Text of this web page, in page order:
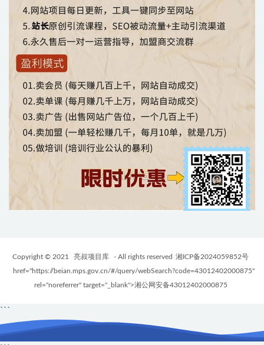
Copyright © 2021 亮叔项目库 - All rights reserved 湘ICP备2024059852号
href="https://beian.mps.gov.cn/#/query/webSearch?code=43012402000875"
rel="noreferrer" target="_blank">湘公网安备43012402000875
```